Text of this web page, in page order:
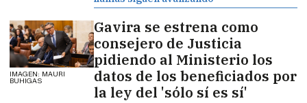
IMAGEN: MAURI
BUHIGAS
Gavira se estrena como
consejero de Justicia
pidiendo al Ministerio los
datos de los beneficiados por
la ley del 'sólo sí es sí'